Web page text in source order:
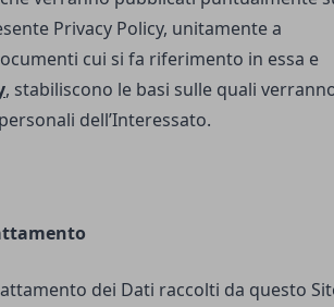
Privacy Policy, unitamente a
cui si fa riferimento in essa e
, stabiliscono le basi sulle quali
dell’Interessato.
dei Dati raccolti da questo